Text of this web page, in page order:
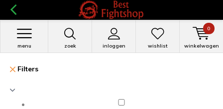
zoek inloggen
menu wishlist winkelwagen
0
Filters